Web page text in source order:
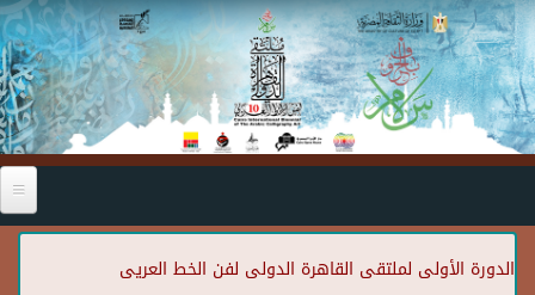
Skip to main content
الدورة الأولى لملتقى القاهرة الدولى لفن الخط العريى